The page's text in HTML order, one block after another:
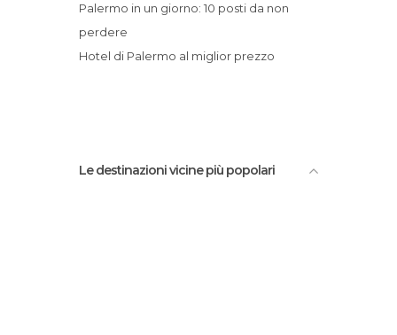
Palermo in un giorno: 10 posti da non
perdere
Hotel di Palermo al miglior prezzo
Le destinazioni vicine più popolari